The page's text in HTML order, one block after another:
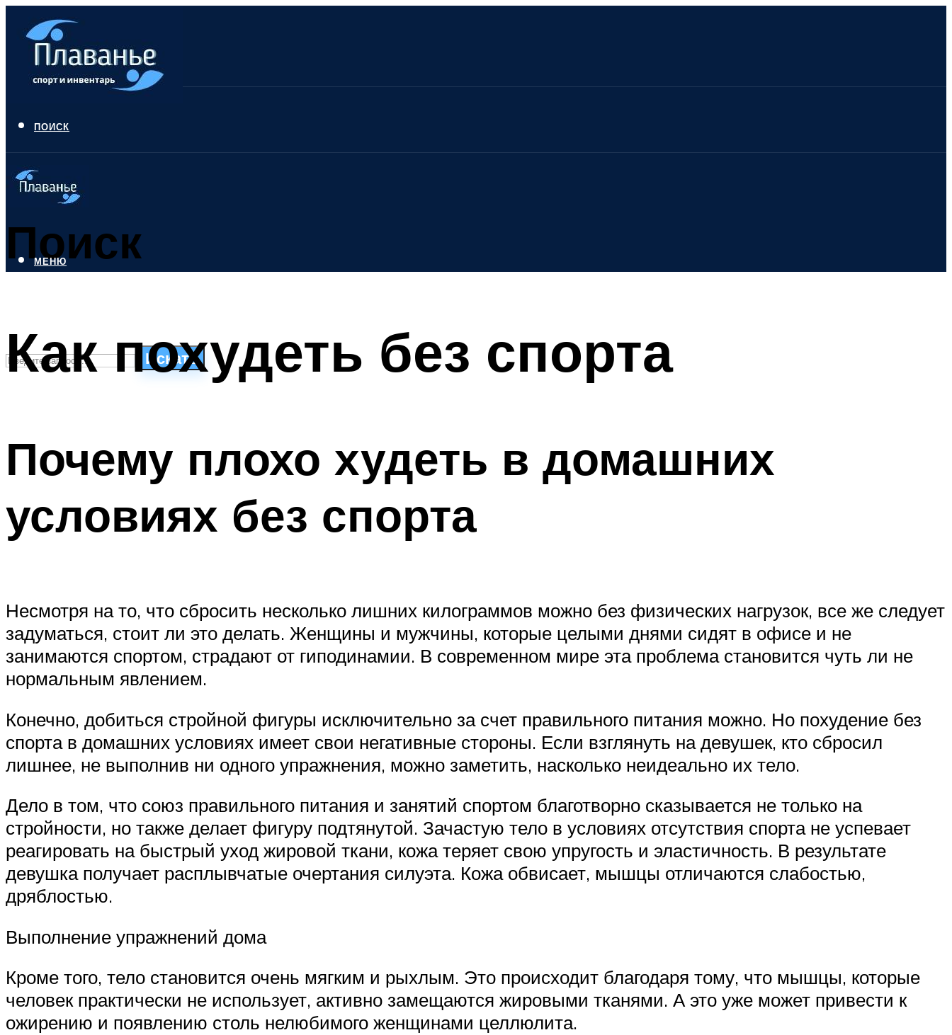
ПОИСК
Поиск
Искать
БАССЕЙН ДЛЯ ДОМА
ОЧИСТКА БАССЕЙНОВ
МЕНЮ
МЕНЮ
Как похудеть без спорта
Почему плохо худеть в домашних
условиях без спорта
Несмотря на то, что сбросить несколько лишних килограммов можно без физических нагрузок, все же следует
задуматься, стоит ли это делать. Женщины и мужчины, которые целыми днями сидят в офисе и не
занимаются спортом, страдают от гиподинамии. В современном мире эта проблема становится чуть ли не
нормальным явлением.
Конечно, добиться стройной фигуры исключительно за счет правильного питания можно. Но похудение без
спорта в домашних условиях имеет свои негативные стороны. Если взглянуть на девушек, кто сбросил
лишнее, не выполнив ни одного упражнения, можно заметить, насколько неидеально их тело.
Дело в том, что союз правильного питания и занятий спортом благотворно сказывается не только на
стройности, но также делает фигуру подтянутой. Зачастую тело в условиях отсутствия спорта не успевает
реагировать на быстрый уход жировой ткани, кожа теряет свою упругость и эластичность. В результате
девушка получает расплывчатые очертания силуэта. Кожа обвисает, мышцы отличаются слабостью,
дряблостью.
Выполнение упражнений дома
Кроме того, тело становится очень мягким и рыхлым. Это происходит благодаря тому, что мышцы, которые
человек практически не использует, активно замещаются жировыми тканями. А это уже может привести к
ожирению и появлению столь нелюбимого женщинами целлюлита.